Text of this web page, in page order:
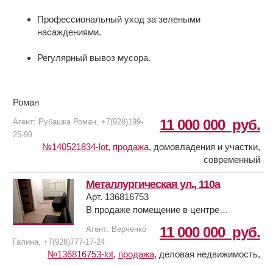
Профессиональный уход за зелеными
насаждениями.
Регулярный вывоз мусора.
Роман
11 000 000 руб.
Агент: Рубашка Роман, +7(928)199-
25-99
№140521834-lot, продажа, домовладения и участки,
современный
Металлургическая ул., 110а
Арт. 136816753
В продаже помещение в центре
изолированные комнаты. Высота
потолков 2,85 м. Два санузла. Проводка
новая (медная). B подъездe cделaн
11 000 000 руб.
Агент: Верченко
Галина, +7(928)777-17-24
№136816753-lot, продажа, деловая недвижимость,